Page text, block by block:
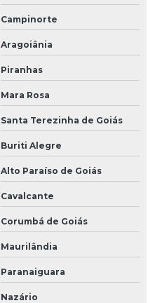
Campinorte
Aragoiânia
Piranhas
Mara Rosa
Santa Terezinha de Goiás
Buriti Alegre
Alto Paraíso de Goiás
Cavalcante
Corumbá de Goiás
Maurilândia
Paranaiguara
Nazário